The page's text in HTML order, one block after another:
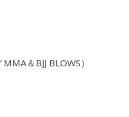
＆BJJ BLOWS）